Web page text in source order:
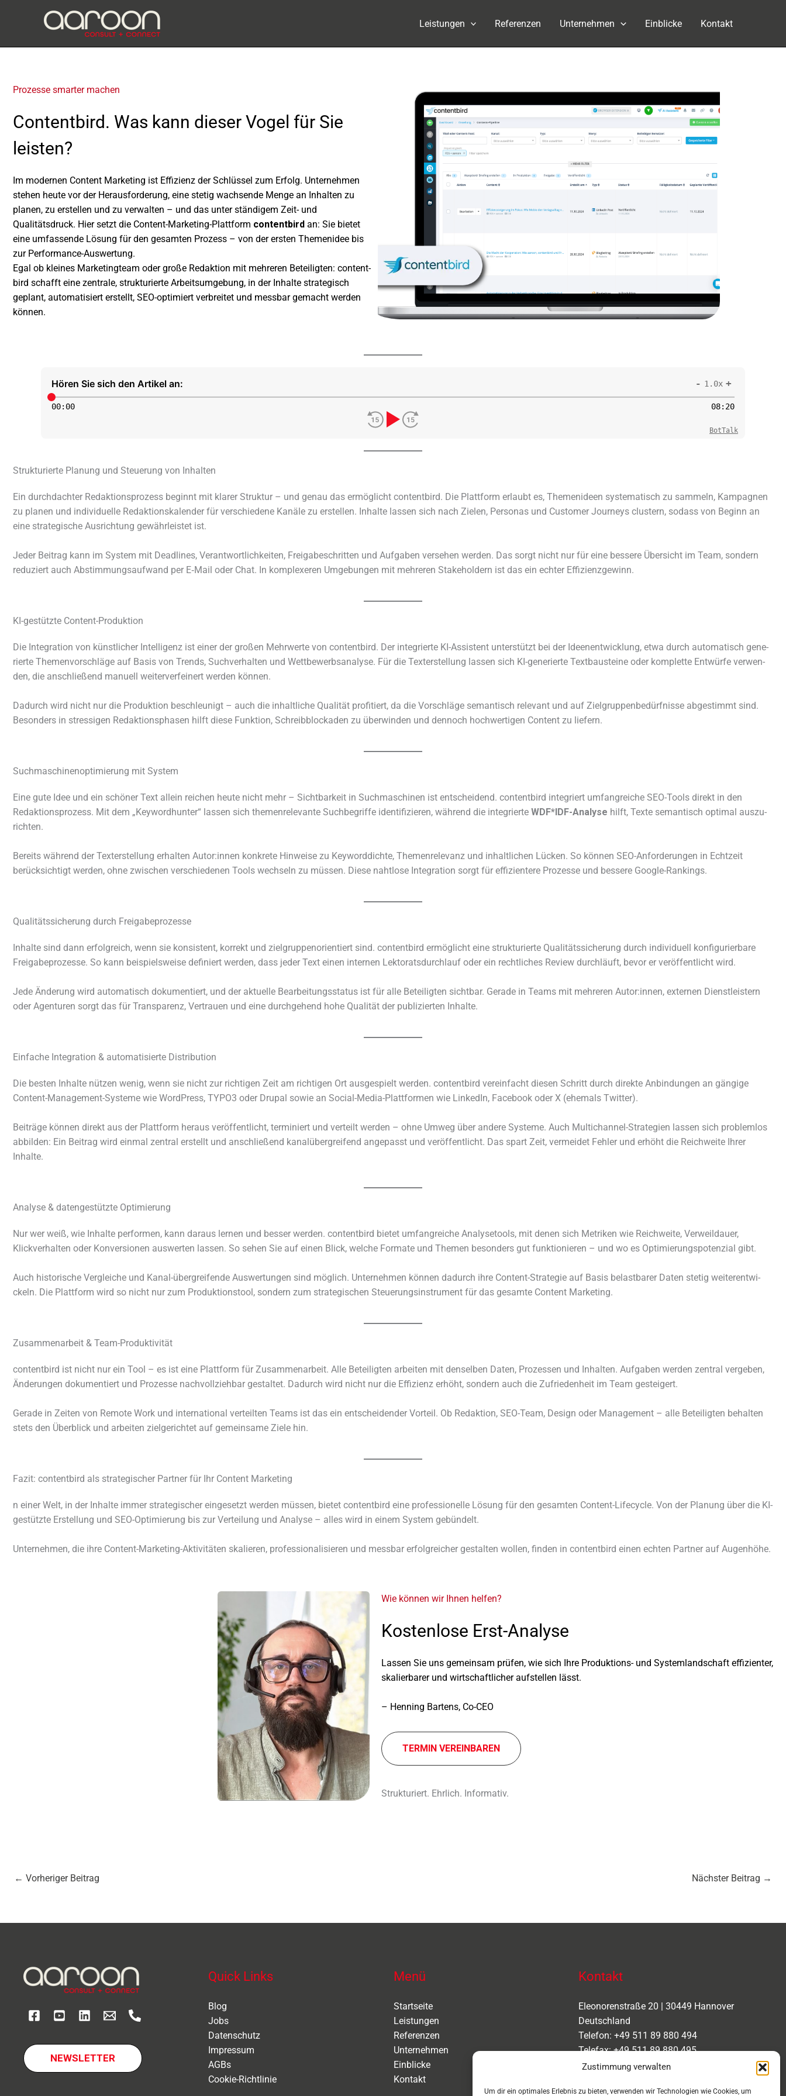
Zustimmung verwalten
Um dir ein optimales Erlebnis zu bieten, verwenden wir Technologien wie Cookies, um
Leistungen Referenzen Unternehmen Einblicke Kontakt
Prozesse smar­ter machen
Contentbird. Was kann dieser Vogel für Sie
leisten?
Im moder­nen Content Marketing ist Effizienz der Schlüssel zum Erfolg. Unternehmen
stehen heute vor der Herausforderung, eine stetig wach­sende Menge an Inhalten zu
planen, zu erstel­len und zu verwal­ten – und das unter stän­di­gem Zeit- und
Qualitätsdruck. Hier setzt die Content-Marketing-Plattform content­bird an: Sie bietet
eine umfas­sende Lösung für den gesam­ten Prozess – von der ersten Themenidee bis
zur Performance-Auswertung.
Egal ob klei­nes Marketingteam oder große Redaktion mit mehre­ren Beteiligten: content­
bird schafft eine zentrale, struk­tu­rierte Arbeitsumgebung, in der Inhalte stra­te­gisch
geplant, auto­ma­ti­siert erstellt, SEO-opti­miert verbrei­tet und mess­bar gemacht werden
können.
Hören Sie sich den Artikel an: - 1.0x +
00: 00 08: 20
BotTalk
Strukturierte Planung und Steuerung von Inhalten
Ein durch­dach­ter Redaktionsprozess beginnt mit klarer Struktur – und genau das ermög­licht content­bird. Die Plattform erlaubt es, Themenideen syste­ma­tisch zu sammeln, Kampagnen
zu planen und indi­vi­du­elle Redaktionskalender für verschie­dene Kanäle zu erstel­len. Inhalte lassen sich nach Zielen, Personas und Customer Journeys clus­tern, sodass von Beginn an
eine stra­te­gi­sche Ausrichtung gewähr­leis­tet ist.
Jeder Beitrag kann im System mit Deadlines, Verantwortlichkeiten, Freigabeschritten und Aufgaben verse­hen werden. Das sorgt nicht nur für eine bessere Übersicht im Team, sondern
redu­ziert auch Abstimmungsaufwand per E‑Mail oder Chat. In komple­xe­ren Umgebungen mit mehre­ren Stakeholdern ist das ein echter Effizienzgewinn.
KI-gestützte Content-Produktion
Die Integration von künst­li­cher Intelligenz ist einer der großen Mehrwerte von content­bird. Der inte­grierte KI-Assistent unter­stützt bei der Ideenentwicklung, etwa durch auto­ma­tisch gene­
rierte Themenvorschläge auf Basis von Trends, Suchverhalten und Wettbewerbsanalyse. Für die Texterstellung lassen sich KI-gene­rierte Textbausteine oder komplette Entwürfe verwen­
den, die anschlie­ßend manu­ell weiter­ver­fei­nert werden können.
Dadurch wird nicht nur die Produktion beschleu­nigt – auch die inhalt­li­che Qualität profi­tiert, da die Vorschläge seman­tisch rele­vant und auf Zielgruppenbedürfnisse abge­stimmt sind.
Besonders in stres­si­gen Redaktionsphasen hilft diese Funktion, Schreibblockaden zu über­win­den und dennoch hoch­wer­ti­gen Content zu liefern.
Suchmaschinenoptimierung mit System
Eine gute Idee und ein schö­ner Text allein reichen heute nicht mehr – Sichtbarkeit in Suchmaschinen ist entschei­dend. content­bird inte­griert umfang­rei­che SEO-Tools direkt in den
Redaktionsprozess. Mit dem „Keywordhunter“ lassen sich themen­re­le­vante Suchbegriffe iden­ti­fi­zie­ren, während die inte­grierte WDF*IDF-Analyse hilft, Texte seman­tisch opti­mal auszu­
rich­ten.
Bereits während der Texterstellung erhal­ten Autor:innen konkrete Hinweise zu Keyworddichte, Themenrelevanz und inhalt­li­chen Lücken. So können SEO-Anforderungen in Echtzeit
berück­sich­tigt werden, ohne zwischen verschie­de­nen Tools wech­seln zu müssen. Diese naht­lose Integration sorgt für effi­zi­en­tere Prozesse und bessere Google-Rankings.
Qualitätssicherung durch Freigabeprozesse
Inhalte sind dann erfolg­reich, wenn sie konsis­tent, korrekt und ziel­grup­pen­ori­en­tiert sind. content­bird ermög­licht eine struk­tu­rierte Qualitätssicherung durch indi­vi­du­ell konfi­gu­rier­bare
Freigabeprozesse. So kann beispiels­weise defi­niert werden, dass jeder Text einen inter­nen Lektoratsdurchlauf oder ein recht­li­ches Review durch­läuft, bevor er veröf­fent­licht wird.
Jede Änderung wird auto­ma­tisch doku­men­tiert, und der aktu­elle Bearbeitungsstatus ist für alle Beteiligten sicht­bar. Gerade in Teams mit mehre­ren Autor:innen, exter­nen Dienstleistern
oder Agenturen sorgt das für Transparenz, Vertrauen und eine durch­ge­hend hohe Qualität der publi­zier­ten Inhalte.
Einfache Integration & automatisierte Distribution
Die besten Inhalte nützen wenig, wenn sie nicht zur rich­ti­gen Zeit am rich­ti­gen Ort ausge­spielt werden. content­bird verein­facht diesen Schritt durch direkte Anbindungen an gängige
Content-Management-Systeme wie WordPress, TYPO3 oder Drupal sowie an Social-Media-Plattformen wie LinkedIn, Facebook oder X (ehemals Twitter).
Beiträge können direkt aus der Plattform heraus veröf­fent­licht, termi­niert und verteilt werden – ohne Umweg über andere Systeme. Auch Multichannel-Strategien lassen sich problem­los
abbil­den: Ein Beitrag wird einmal zentral erstellt und anschlie­ßend kanal­über­grei­fend ange­passt und veröf­fent­licht. Das spart Zeit, vermei­det Fehler und erhöht die Reichweite Ihrer
Inhalte.
Analyse & datengestützte Optimierung
Nur wer weiß, wie Inhalte perfor­men, kann daraus lernen und besser werden. content­bird bietet umfang­rei­che Analysetools, mit denen sich Metriken wie Reichweite, Verweildauer,
Klickverhalten oder Konversionen auswer­ten lassen. So sehen Sie auf einen Blick, welche Formate und Themen beson­ders gut funk­tio­nie­ren – und wo es Optimierungspotenzial gibt.
Auch histo­ri­sche Vergleiche und Kanal-über­grei­fende Auswertungen sind möglich. Unternehmen können dadurch ihre Content-Strategie auf Basis belast­ba­rer Daten stetig weiter­ent­wi­
ckeln. Die Plattform wird so nicht nur zum Produktionstool, sondern zum stra­te­gi­schen Steuerungsinstrument für das gesamte Content Marketing.
Zusammenarbeit & Team-Produktivität
content­bird ist nicht nur ein Tool – es ist eine Plattform für Zusammenarbeit. Alle Beteiligten arbei­ten mit densel­ben Daten, Prozessen und Inhalten. Aufgaben werden zentral verge­ben,
Änderungen doku­men­tiert und Prozesse nach­voll­zieh­bar gestal­tet. Dadurch wird nicht nur die Effizienz erhöht, sondern auch die Zufriedenheit im Team gestei­gert.
Gerade in Zeiten von Remote Work und inter­na­tio­nal verteil­ten Teams ist das ein entschei­den­der Vorteil. Ob Redaktion, SEO-Team, Design oder Management – alle Beteiligten behal­ten
stets den Überblick und arbei­ten ziel­ge­rich­tet auf gemein­same Ziele hin.
Fazit: contentbird als strategischer Partner für Ihr Content Marketing
n einer Welt, in der Inhalte immer stra­te­gi­scher einge­setzt werden müssen, bietet content­bird eine profes­sio­nelle Lösung für den gesam­ten Content-Lifecycle. Von der Planung über die KI-
gestützte Erstellung und SEO-Optimierung bis zur Verteilung und Analyse – alles wird in einem System gebün­delt.
Unternehmen, die ihre Content-Marketing-Aktivitäten skalie­ren, profes­sio­na­li­sie­ren und mess­bar erfolg­rei­cher gestal­ten wollen, finden in content­bird einen echten Partner auf Augenhöhe.
Wie können wir Ihnen helfen?
Kostenlose Erst-Analyse
Lassen Sie uns gemein­sam prüfen, wie sich Ihre Produktions- und Systemlandschaft effi­zi­en­ter,
skalier­ba­rer und wirt­schaft­li­cher aufstel­len lässt.
– Henning Bartens, Co-CEO
TERMIN VEREIN­BA­REN
Strukturiert. Ehrlich. Informativ.
← Vorheriger Beitrag Nächster Beitrag →
NEWSLETTER
Quick Links
Blog
Jobs
Datenschutz
Impressum
AGBs
Cookie-Richtlinie
Menü
Startseite
Leistungen
Referenzen
Unternehmen
Einblicke
Kontakt
Kontakt
Eleonorenstraße 20 | 30449 Hannover
Deutschland
Telefon: +49 511 89 880 494
Telefax: +49 511 89 880 495
Montag – Freitag | 9.00 – 17.00 Uhr